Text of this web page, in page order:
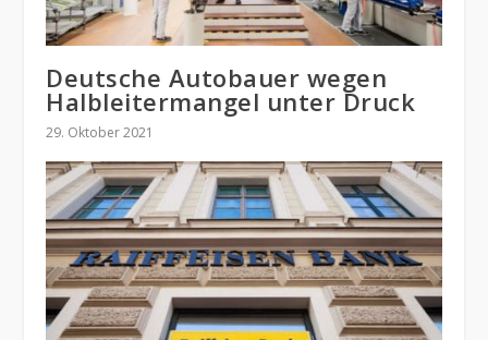
Deutsche Autobauer wegen
Halbleitermangel unter Druck
29. Oktober 2021